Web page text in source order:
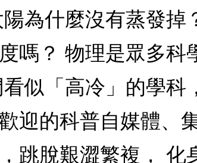
為什麼沒有蒸發掉
嗎？ 物理是眾多科
似「高冷」的學
迎的科普自媒體、
跳脫艱澀繁複， 化